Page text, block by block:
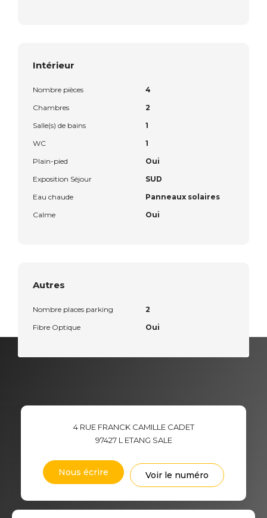
Intérieur
Nombre pièces
4
Chambres
2
Salle(s) de bains
1
WC
1
Plain-pied
Oui
Exposition Séjour
SUD
Eau chaude
Panneaux solaires
Calme
Oui
Autres
Nombre places parking
2
Fibre Optique
Oui
4 RUE FRANCK CAMILLE CADET
97427 L ETANG SALE
Nous écrire Voir le numéro